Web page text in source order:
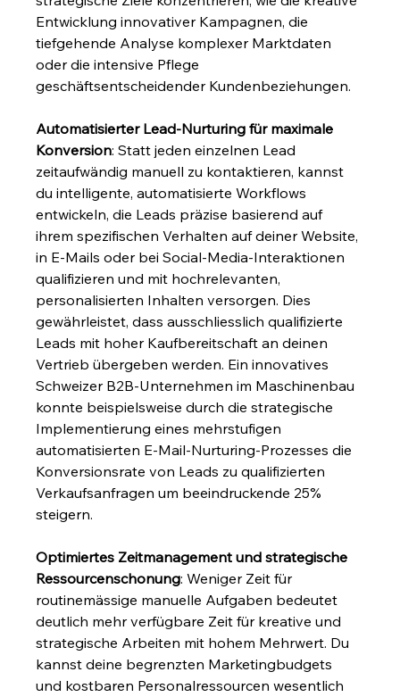
Entwicklung innovativer Kampagnen, die
tiefgehende Analyse komplexer Marktdaten
oder die intensive Pflege
geschäftsentscheidender Kundenbeziehungen.
Automatisierter Lead-Nurturing für maximale
Konversion: Statt jeden einzelnen Lead
zeitaufwändig manuell zu kontaktieren, kannst
du intelligente, automatisierte Workflows
entwickeln, die Leads präzise basierend auf
ihrem spezifischen Verhalten auf deiner Website,
in E-Mails oder bei Social-Media-Interaktionen
qualifizieren und mit hochrelevanten,
personalisierten Inhalten versorgen. Dies
gewährleistet, dass ausschliesslich qualifizierte
Leads mit hoher Kaufbereitschaft an deinen
Vertrieb übergeben werden. Ein innovatives
Schweizer B2B-Unternehmen im Maschinenbau
konnte beispielsweise durch die strategische
Implementierung eines mehrstufigen
automatisierten E-Mail-Nurturing-Prozesses die
Konversionsrate von Leads zu qualifizierten
Verkaufsanfragen um beeindruckende 25%
steigern.
Optimiertes Zeitmanagement und strategische
Ressourcenschonung: Weniger Zeit für
routinemässige manuelle Aufgaben bedeutet
deutlich mehr verfügbare Zeit für kreative und
strategische Arbeiten mit hohem Mehrwert. Du
kannst deine begrenzten Marketingbudgets
und kostbaren Personalressourcen wesentlich